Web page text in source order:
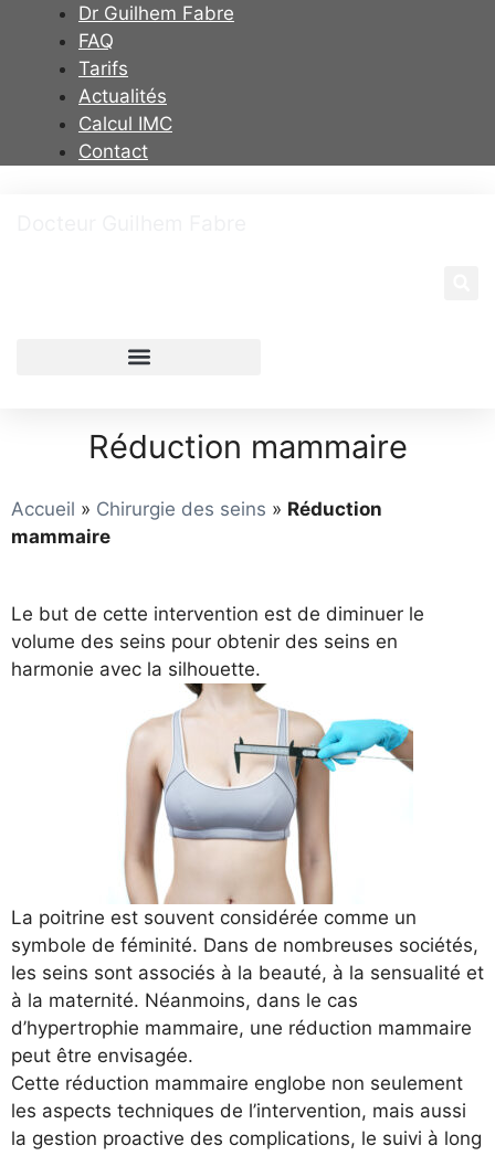
Dr Guilhem Fabre
FAQ
Tarifs
Actualités
Calcul IMC
Contact
Réduction mammaire
Accueil » Chirurgie des seins » Réduction
mammaire
Le but de cette intervention est de diminuer le
volume des seins pour obtenir des seins en
harmonie avec la silhouette.
La poitrine est souvent considérée comme un
symbole de féminité. Dans de nombreuses sociétés,
les seins sont associés à la beauté, à la sensualité et
à la maternité. Néanmoins, dans le cas
d’hypertrophie mammaire, une réduction mammaire
peut être envisagée.
Cette réduction mammaire englobe non seulement
les aspects techniques de l’intervention, mais aussi
la gestion proactive des complications, le suivi à long